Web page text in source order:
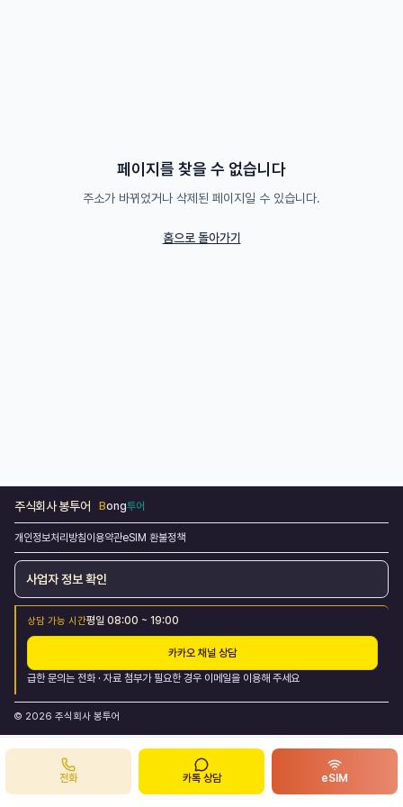
페이지를 찾을 수 없습니다
주소가 바뀌었거나 삭제된 페이지일 수 있습니다.
홈으로 돌아가기
주식회사 봉투어 Bong투어
개인정보처리방침이용약관eSIM 환불정책
사업자 정보 확인
상담 가능 시간평일 08:00 ~ 19:00
카카오 채널 상담
급한 문의는 전화· 자료 첨부가 필요한 경우 이메일을 이용해 주세요
© 2026 주식회사 봉투어
전화 카톡 상담 eSIM